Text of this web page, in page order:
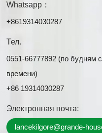
Whatsapp：
+8619314030287
Тел.
0551-66777892 (по будням
времени)
+86 19314030287
Электронная почта:
lancekilgore@grande-